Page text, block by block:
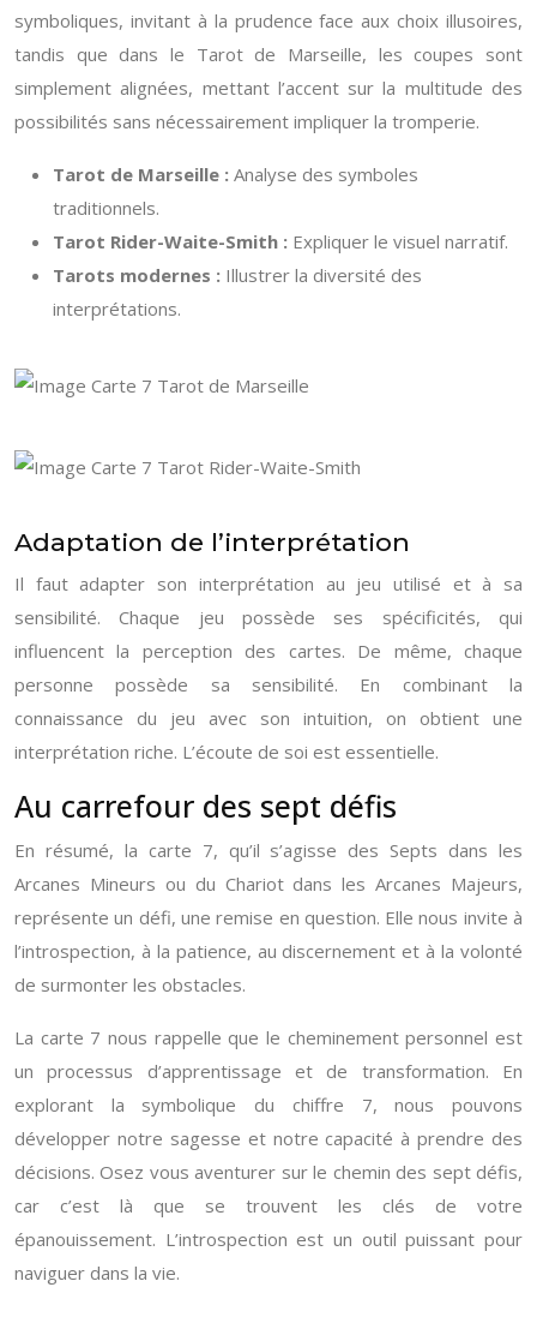
symboliques, invitant à la prudence face aux choix illusoires,
tandis que dans le Tarot de Marseille, les coupes sont
simplement alignées, mettant l’accent sur la multitude des
possibilités sans nécessairement impliquer la tromperie.
Tarot de Marseille : Analyse des symboles
traditionnels.
Tarot Rider-Waite-Smith : Expliquer le visuel narratif.
Tarots modernes : Illustrer la diversité des
interprétations.
Adaptation de l’interprétation
Il faut adapter son interprétation au jeu utilisé et à sa
sensibilité. Chaque jeu possède ses spécificités, qui
influencent la perception des cartes. De même, chaque
personne possède sa sensibilité. En combinant la
connaissance du jeu avec son intuition, on obtient une
interprétation riche. L’écoute de soi est essentielle.
Au carrefour des sept défis
En résumé, la carte 7, qu’il s’agisse des Septs dans les
Arcanes Mineurs ou du Chariot dans les Arcanes Majeurs,
représente un défi, une remise en question. Elle nous invite à
l’introspection, à la patience, au discernement et à la volonté
de surmonter les obstacles.
La carte 7 nous rappelle que le cheminement personnel est
un processus d’apprentissage et de transformation. En
explorant la symbolique du chiffre 7, nous pouvons
développer notre sagesse et notre capacité à prendre des
décisions. Osez vous aventurer sur le chemin des sept défis,
car c’est là que se trouvent les clés de votre
épanouissement. L’introspection est un outil puissant pour
naviguer dans la vie.